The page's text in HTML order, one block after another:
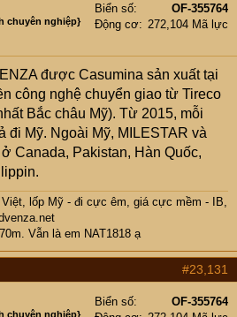
chuyên nghiệp}
Biển số
OF-355764
Động cơ
272,104 Mã lực
được Casumina sản xuất tại
công nghệ chuyển giao từ Tireco
Bắc châu Mỹ). Từ 2015, mỗi
đi Mỹ. Ngoài Mỹ, MILESTAR và
Canada, Pakistan, Hàn Quốc,
lốp Mỹ - đi cực êm, giá cực mềm - IB,
Vẫn là em NAT1818 ạ
#23,131
chuyên nghiệp}
Biển số
OF-355764